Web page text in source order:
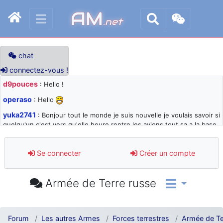
AM.net
chat
connectez-vous !
d9pouces : Hello !
operaso : Hello
yuka2741 : Bonjour tout le monde je suis nouvelle je voulais savoir si
quelqu'un c'est vers qu'elle heure rentre les avions tout sa a la base
d9pouces: désolé pour les quelques blocages du site ces derniers
jours : je teste des méthodes contre le spam et les bots trop nocifs
: Super, la nouvelle bannière
comprendre
Se connecter Créer un compte
Armée de Terre russe
Forum Les autres Armes Forces terrestres Armée de